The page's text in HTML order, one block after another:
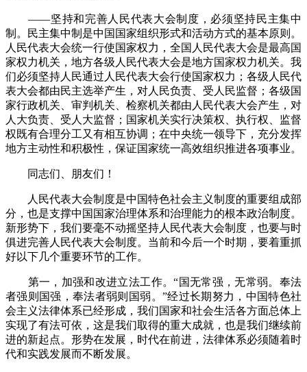
——坚持和完善人民代表大会制度，必须坚持民主集中
制。民主集中制是中国国家组织形式和活动方式的基本原则。
人民代表大会统一行使国家权力，全国人民代表大会是最高国
家权力机关，地方各级人民代表大会是地方国家权力机关。我
们必须坚持人民通过人民代表大会行使国家权力；各级人民代
表大会都由民主选举产生，对人民负责、受人民监督；各级国
家行政机关、审判机关、检察机关都由人民代表大会产生，对
人大负责、受人大监督；国家机关实行决策权、执行权、监督
权既有合理分工又有相互协调；在中央统一领导下，充分发挥
地方主动性和积极性，保证国家统一高效组织推进各项事业。
同志们、朋友们！
人民代表大会制度是中国特色社会主义制度的重要组成部
分，也是支撑中国国家治理体系和治理能力的根本政治制度。
新形势下，我们要毫不动摇坚持人民代表大会制度，也要与时
俱进完善人民代表大会制度。当前和今后一个时期，要着重抓
好以下几个重要环节的工作。
第一，加强和改进立法工作。“国无常强，无常弱。奉法
者强则国强，奉法者弱则国弱。”经过长期努力，中国特色社
会主义法律体系已经形成，我们国家和社会生活各方面总体上
实现了有法可依，这是我们取得的重大成就，也是我们继续前
进的新起点。形势在发展，时代在前进，法律体系必须随着时
代和实践发展而不断发展。